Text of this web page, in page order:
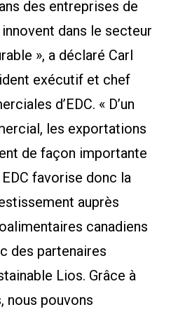
des entreprises de
dans le secteur
», a déclaré Carl
exécutif et chef
d’EDC. « D’un
les exportations
de façon importante
favorise donc la
auprès
canadiens
des partenaires
Lios. Grâce à
nous pouvons